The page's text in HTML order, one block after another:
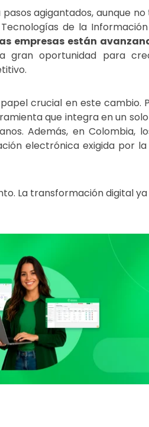
agigantados, aunque no
de la
empresas están
gran oportunidad para
crucial en este cambio.
que integra en un
Además, en Colombia,
electrónica exigida por la
La transformación digital ya